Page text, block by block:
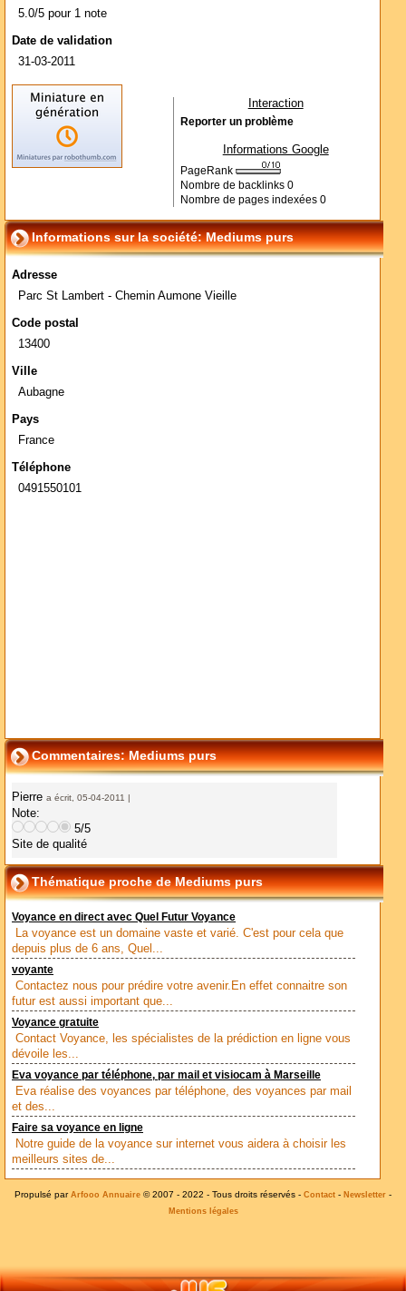
5.0/5 pour 1 note
Date de validation
31-03-2011
Interaction
Reporter un problème
Informations Google
PageRank
Nombre de backlinks 0
Nombre de pages indexées 0
Informations sur la société: Mediums purs
Adresse
Parc St Lambert - Chemin Aumone Vieille
Code postal
13400
Ville
Aubagne
Pays
France
Téléphone
0491550101
Commentaires: Mediums purs
Pierre a écrit, 05-04-2011 |
Note:
5/5
Site de qualité
Thématique proche de Mediums purs
Voyance en direct avec Quel Futur Voyance
La voyance est un domaine vaste et varié. C'est pour cela que
depuis plus de 6 ans, Quel...
voyante
Contactez nous pour prédire votre avenir.En effet connaitre son
futur est aussi important que...
Voyance gratuite
Contact Voyance, les spécialistes de la prédiction en ligne vous
dévoile les...
Eva voyance par téléphone, par mail et visiocam à Marseille
Eva réalise des voyances par téléphone, des voyances par mail
et des...
Faire sa voyance en ligne
Notre guide de la voyance sur internet vous aidera à choisir les
meilleurs sites de...
Propulsé par Arfooo Annuaire © 2007 - 2022 - Tous droits réservés - Contact - Newsletter -
Mentions légales